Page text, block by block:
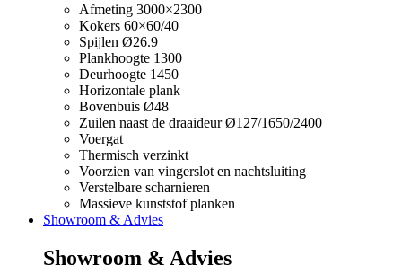
Afmeting 3000×2300
Kokers 60×60/40
Spijlen Ø26.9
Plankhoogte 1300
Deurhoogte 1450
Horizontale plank
Bovenbuis Ø48
Zuilen naast de draaideur Ø127/1650/2400
Voergat
Thermisch verzinkt
Voorzien van vingerslot en nachtsluiting
Verstelbare scharnieren
Massieve kunststof planken
Showroom & Advies
Showroom & Advies